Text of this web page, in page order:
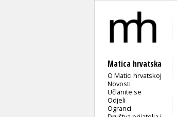
Matica hrvatska
O Matici hrvatskoj
Novosti
Učlanite se
Odjeli
Ogranci